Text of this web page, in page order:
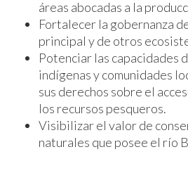
áreas abocadas a la
Fortalecer la gobernanza
principal y de otros
Potenciar las capacidades
indígenas y comunidades
sus derechos sobre el
los recursos pesqueros.
Visibilizar el valor de
naturales que posee el río